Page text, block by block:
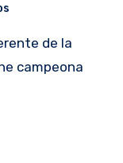
campeona